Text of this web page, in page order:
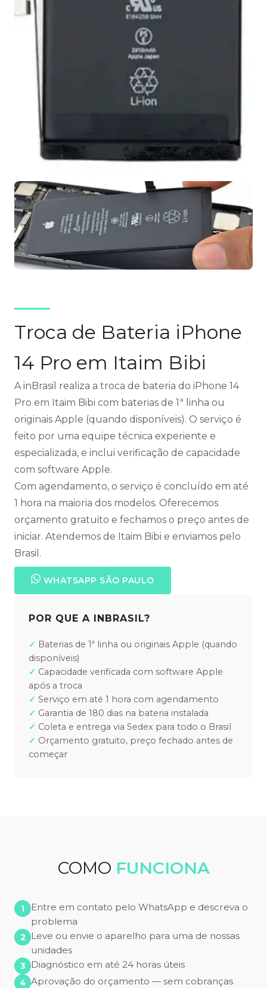
Troca de Bateria iPhone
14 Pro em Itaim Bibi
A inBrasil realiza a troca de bateria do iPhone 14
Pro em Itaim Bibi com baterias de 1ª linha ou
originais Apple (quando disponíveis). O serviço é
feito por uma equipe técnica experiente e
especializada, e inclui verificação de capacidade
com software Apple.
Com agendamento, o serviço é concluído em até
1 hora na maioria dos modelos. Oferecemos
orçamento gratuito e fechamos o preço antes de
iniciar. Atendemos de Itaim Bibi e enviamos pelo
Brasil.
WHATSAPP SÃO PAULO
POR QUE A INBRASIL?
Baterias de 1ª linha ou originais Apple (quando
disponíveis)
Capacidade verificada com software Apple
após a troca
Serviço em até 1 hora com agendamento
Garantia de 180 dias na bateria instalada
Coleta e entrega via Sedex para todo o Brasil
Orçamento gratuito, preço fechado antes de
começar
COMO FUNCIONA
Entre em contato pelo WhatsApp e descreva o
problema
Leve ou envie o aparelho para uma de nossas
unidades
Diagnóstico em até 24 horas úteis
Aprovação do orçamento — sem cobranças